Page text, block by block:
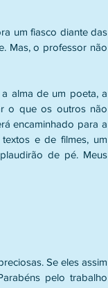
um fiasco diante das
Mas, o professor não
alma de um poeta, a
o que os outros não
encaminhado para a
e de filmes, um
de pé. Meus
Se eles assim
pelo trabalho